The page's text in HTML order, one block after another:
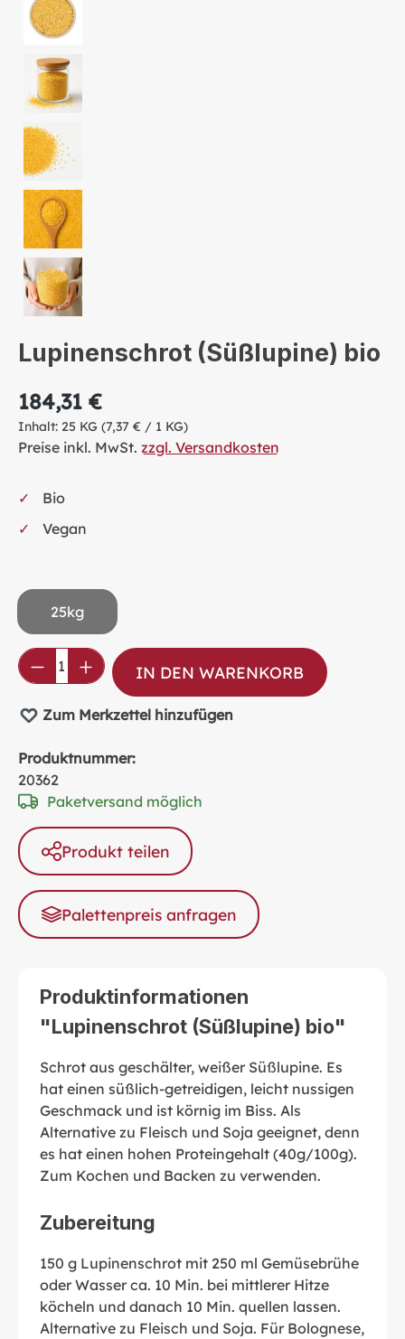
Lupinenschrot (Süßlupine) bio
184,31 €
Inhalt: 25 KG (7,37 € / 1 KG)
Preise inkl. MwSt. zzgl. Versandkosten
Bio
Vegan
25kg
Produkt Anzahl: Gib den gewünschten
IN DEN WARENKORB
Zum Merkzettel hinzufügen
Produktnummer:
20362
Paketversand möglich
Produkt teilen
Palettenpreis anfragen
Produktinformationen
"Lupinenschrot (Süßlupine) bio"
Schrot aus geschälter, weißer Süßlupine. Es
hat einen süßlich-getreidigen, leicht nussigen
Geschmack und ist körnig im Biss. Als
Alternative zu Fleisch und Soja geeignet, denn
es hat einen hohen Proteingehalt (40g/100g).
Zum Kochen und Backen zu verwenden.
Zubereitung
150 g Lupinenschrot mit 250 ml Gemüsebrühe
oder Wasser ca. 10 Min. bei mittlerer Hitze
köcheln und danach 10 Min. quellen lassen.
Alternative zu Fleisch und Soja. Für Bolognese,